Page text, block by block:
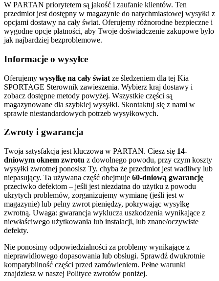
W PARTAN priorytetem są jakość i zaufanie klientów. Ten
przedmiot jest dostępny w magazynie do natychmiastowej wysyłki z
opcjami dostawy na cały świat. Oferujemy różnorodne bezpieczne i
wygodne opcje płatności, aby Twoje doświadczenie zakupowe było
jak najbardziej bezproblemowe.
Informacje o wysyłce
Oferujemy wysyłkę na cały świat ze śledzeniem dla tej Kia
SPORTAGE Sterownik zawieszenia. Wybierz kraj dostawy i
zobacz dostępne metody powyżej. Wszystkie części są
magazynowane dla szybkiej wysyłki. Skontaktuj się z nami w
sprawie niestandardowych potrzeb wysyłkowych.
Zwroty i gwarancja
Twoja satysfakcja jest kluczowa w PARTAN. Ciesz się 14-
dniowym oknem zwrotu z dowolnego powodu, przy czym koszty
wysyłki zwrotnej ponosisz Ty, chyba że przedmiot jest wadliwy lub
niepasujący. Ta używana część obejmuje 60-dniową gwarancję
przeciwko defektom – jeśli jest niezdatna do użytku z powodu
ukrytych problemów, zorganizujemy wymianę (jeśli jest w
magazynie) lub pełny zwrot pieniędzy, pokrywając wysyłkę
zwrotną. Uwaga: gwarancja wyklucza uszkodzenia wynikające z
niewłaściwego użytkowania lub instalacji, lub znane/oczywiste
defekty.
Nie ponosimy odpowiedzialności za problemy wynikające z
nieprawidłowego dopasowania lub obsługi. Sprawdź dwukrotnie
kompatybilność części przed zamówieniem. Pełne warunki
znajdziesz w naszej Polityce zwrotów poniżej.